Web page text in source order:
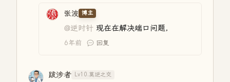
张波 博主
@逆时针 现在在解决端口问题，
6年前 回复
跋涉者 Lv10.莫逆之交